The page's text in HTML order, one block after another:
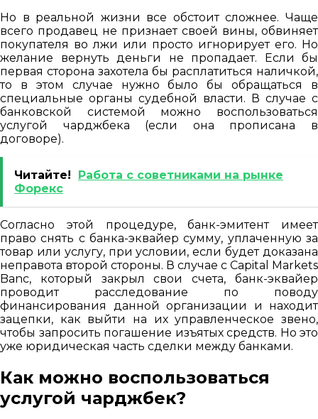
Но в реальной жизни все обстоит сложнее. Чаще
всего продавец не признает своей вины, обвиняет
покупателя во лжи или просто игнорирует его. Но
желание вернуть деньги не пропадает. Если бы
первая сторона захотела бы расплатиться наличкой,
то в этом случае нужно было бы обращаться в
специальные органы судебной власти. В случае с
банковской системой можно воспользоваться
услугой чарджбека (если она прописана в
договоре).
Читайте!
Работа с советниками на рынке
Форекс
Согласно этой процедуре, банк-эмитент имеет
право снять с банка-эквайер сумму, уплаченную за
товар или услугу, при условии, если будет доказана
неправота второй стороны. В случае с Capital Markets
Banc, который закрыл свои счета, банк-эквайер
проводит расследование по поводу
финансирования данной организации и находит
зацепки, как выйти на их управленческое звено,
чтобы запросить погашение изъятых средств. Но это
уже юридическая часть сделки между банками.
Как можно воспользоваться
услугой чарджбек?